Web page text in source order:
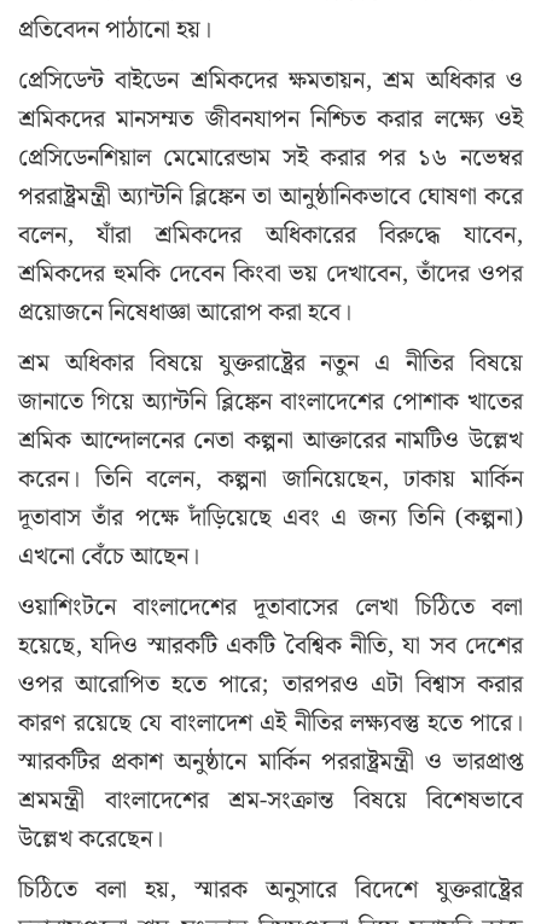
প্রতিবেদন পাঠানো হয়।
প্রেসিডেন্ট বাইডেন শ্রমিকদের ক্ষমতায়ন, শ্রম অধিকার ও
শ্রমিকদের মানসম্মত জীবনযাপন নিশ্চিত করার লক্ষ্যে ওই
প্রেসিডেনশিয়াল মেমোরেন্ডাম সই করার পর ১৬ নভেম্বর
পররাষ্ট্রমন্ত্রী অ্যান্টনি ব্লিঙ্কেন তা আনুষ্ঠানিকভাবে ঘোষণা করে
বলেন, যাঁরা শ্রমিকদের অধিকারের বিরুদ্ধে যাবেন,
শ্রমিকদের হুমকি দেবেন কিংবা ভয় দেখাবেন, তাঁদের ওপর
প্রয়োজনে নিষেধাজ্ঞা আরোপ করা হবে।
শ্রম অধিকার বিষয়ে যুক্তরাষ্ট্রের নতুন এ নীতির বিষয়ে
জানাতে গিয়ে অ্যান্টনি ব্লিঙ্কেন বাংলাদেশের পোশাক খাতের
শ্রমিক আন্দোলনের নেতা কল্পনা আক্তারের নামটিও উল্লেখ
করেন। তিনি বলেন, কল্পনা জানিয়েছেন, ঢাকায় মার্কিন
দূতাবাস তাঁর পক্ষে দাঁড়িয়েছে এবং এ জন্য তিনি (কল্পনা)
এখনো বেঁচে আছেন।
ওয়াশিংটনে বাংলাদেশের দূতাবাসের লেখা চিঠিতে বলা
হয়েছে, যদিও স্মারকটি একটি বৈশ্বিক নীতি, যা সব দেশের
ওপর আরোপিত হতে পারে; তারপরও এটা বিশ্বাস করার
কারণ রয়েছে যে বাংলাদেশ এই নীতির লক্ষ্যবস্তু হতে পারে।
স্মারকটির প্রকাশ অনুষ্ঠানে মার্কিন পররাষ্ট্রমন্ত্রী ও ভারপ্রাপ্ত
শ্রমমন্ত্রী বাংলাদেশের শ্রম-সংক্রান্ত বিষয়ে বিশেষভাবে
উল্লেখ করেছেন।
চিঠিতে বলা হয়, স্মারক অনুসারে বিদেশে যুক্তরাষ্ট্রের